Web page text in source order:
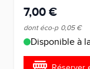
7,00 €
dont éco-p 0,05 €
Disponible à